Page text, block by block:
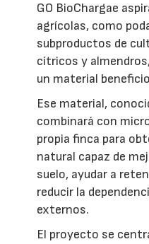
GO BioChargae
agrícolas, como
subproductos de
cítricos y
un material
Ese material,
combinará con
propia finca para
natural capaz de
suelo, ayudar a
reducir la
externos.
El proyecto se